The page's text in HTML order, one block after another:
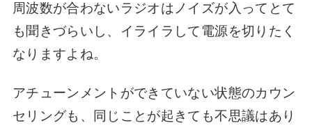
周波数が合わないラジオはノイズが入ってとて
も聞きづらいし、イライラして電源を切りたく
なりますよね。
アチューンメントができていない状態のカウン
セリングも、同じことが起きても不思議はあり